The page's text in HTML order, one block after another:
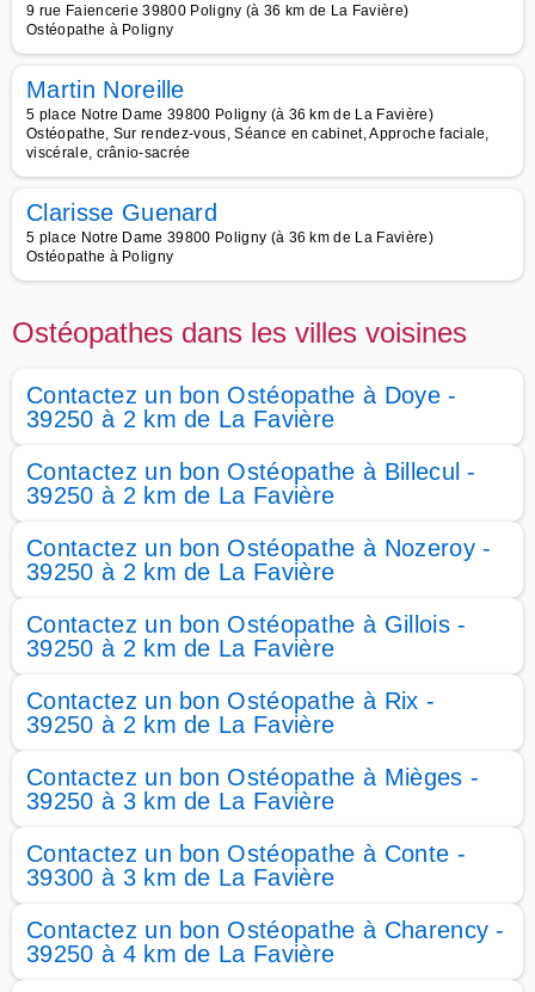
9 rue Faiencerie 39800 Poligny (à 36 km de La Favière)
Ostéopathe à Poligny
Martin Noreille
5 place Notre Dame 39800 Poligny (à 36 km de La Favière)
Ostéopathe, Sur rendez-vous, Séance en cabinet, Approche faciale,
viscérale, crânio-sacrée
Clarisse Guenard
5 place Notre Dame 39800 Poligny (à 36 km de La Favière)
Ostéopathe à Poligny
Ostéopathes dans les villes voisines
Contactez un bon Ostéopathe à Doye -
39250 à 2 km de La Favière
Contactez un bon Ostéopathe à Billecul -
39250 à 2 km de La Favière
Contactez un bon Ostéopathe à Nozeroy -
39250 à 2 km de La Favière
Contactez un bon Ostéopathe à Gillois -
39250 à 2 km de La Favière
Contactez un bon Ostéopathe à Rix -
39250 à 2 km de La Favière
Contactez un bon Ostéopathe à Mièges -
39250 à 3 km de La Favière
Contactez un bon Ostéopathe à Conte -
39300 à 3 km de La Favière
Contactez un bon Ostéopathe à Charency -
39250 à 4 km de La Favière